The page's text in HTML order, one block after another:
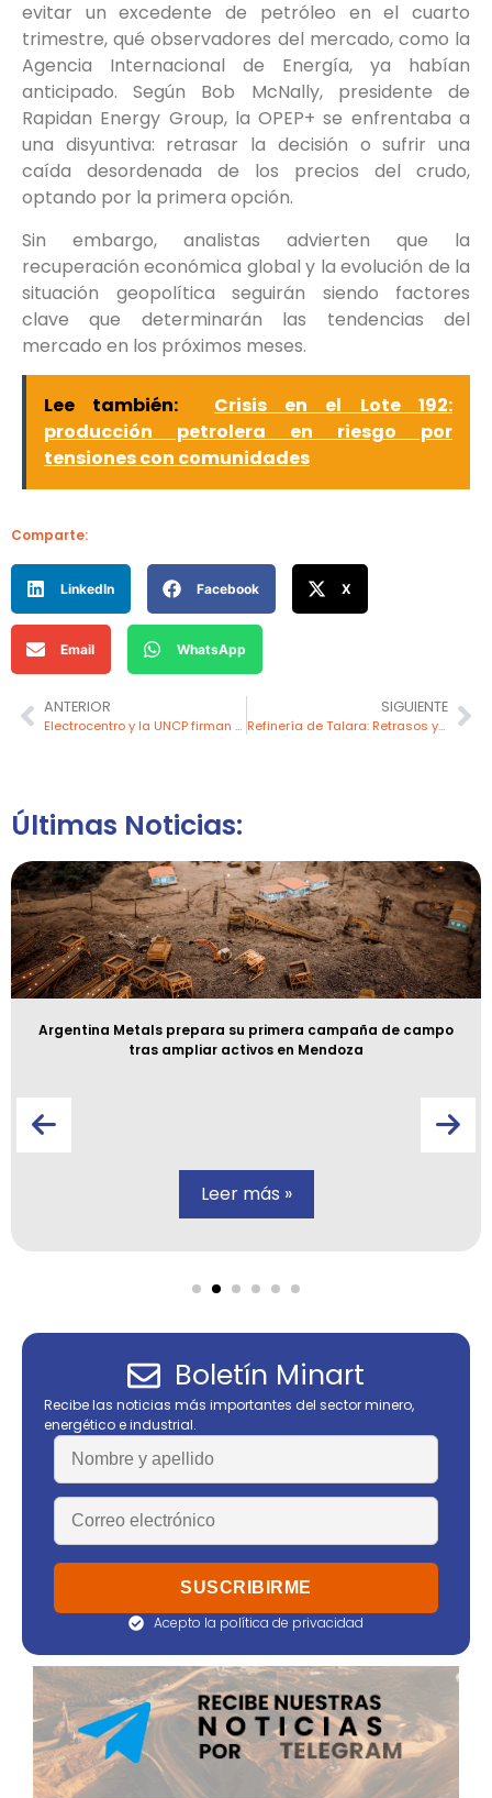
evitar un excedente de petróleo en el cuarto
trimestre, qué observadores del mercado, como la
Agencia Internacional de Energía, ya habían
anticipado. Según Bob McNally, presidente de
Rapidan Energy Group, la OPEP+ se enfrentaba a
una disyuntiva: retrasar la decisión o sufrir una
caída desordenada de los precios del crudo,
optando por la primera opción.
Sin embargo, analistas advierten que la
recuperación económica global y la evolución de la
situación geopolítica seguirán siendo factores
clave que determinarán las tendencias del
mercado en los próximos meses.
Lee también:
Crisis en el Lote 192:
producción petrolera en riesgo por
tensiones con comunidades
Comparte:
LinkedIn Facebook X
Email WhatsApp
ANTERIOR
Electrocentro y la UNCP firman convenio para impulsar la formación de estudiantes
SIGUIENTE
Refinería de Talara: Retrasos y desafíos en su puesta en marcha
Últimas Noticias:
Argentina Metals prepara su primera campaña de campo
tras ampliar activos en Mendoza
Leer más »
Boletín Minart
Recibe las noticias más importantes del sector minero,
energético e industrial.
Acepto la política de privacidad